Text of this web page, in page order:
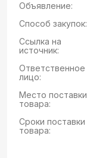
Объявление:
Способ закупок:
Ссылка на
источник:
Ответственное
лицо:
Место поставки
товара:
Сроки поставки
товара: